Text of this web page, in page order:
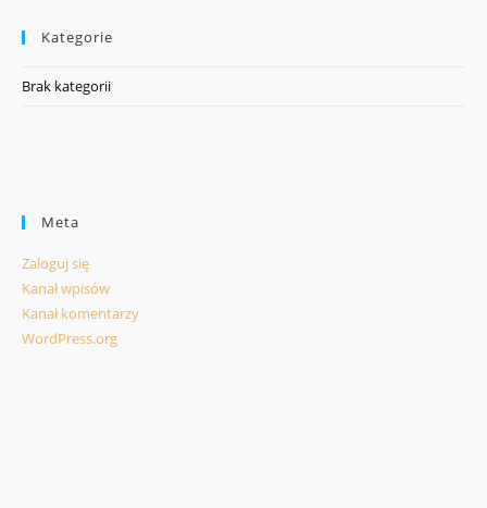
Kategorie
Brak kategorii
Meta
Zaloguj się
Kanał wpisów
Kanał komentarzy
WordPress.org